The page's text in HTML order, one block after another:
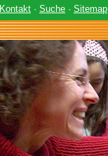
Kontakt · Suche · Sitemap